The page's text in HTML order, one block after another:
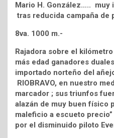
Mario H. González…..
tras reducida campaña de
8va. 1000 m.-
Rajadora sobre el
más edad ganadores
importado norteño del
RIOBRAVO, en nuestro
marcador ; sus triunfos
alazán de muy buen físico
maleficio a escueto
por el disminuido piloto